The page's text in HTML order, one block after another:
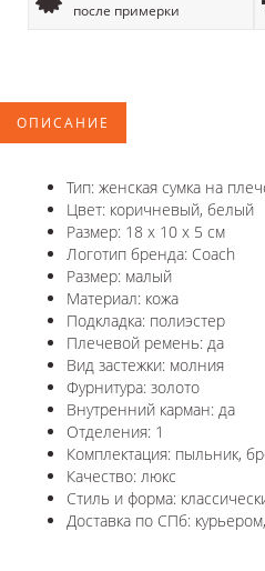
после примерки
ОПИСАНИЕ
Тип: женская сумка на
Цвет: коричневый, белый
Размер: 18 х 10 х 5 см
Логотип бренда: Coach
Размер: малый
Материал: кожа
Подкладка: полиэстер
Плечевой ремень: да
Вид застежки: молния
Фурнитура: золото
Внутренний карман: да
Отделения: 1
Комплектация: пыльник,
Качество: люкс
Стиль и форма:
Доставка по СПб: